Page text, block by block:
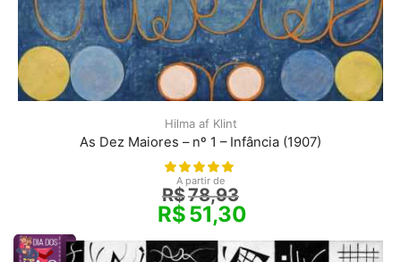
Hilma af Klint
As Dez Maiores – nº 1 – Infância (1907)
A partir de
R$78,93
R$51,30